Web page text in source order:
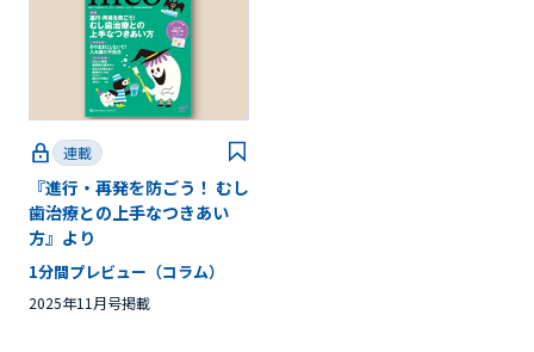
Web限定
連載
『進行・再発を防ごう！ むし
歯治療との上手なつきあい
方』より
1分間プレビュー（コラム）
2025年11月号掲載